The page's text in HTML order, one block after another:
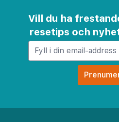
Vill du ha
resetips och